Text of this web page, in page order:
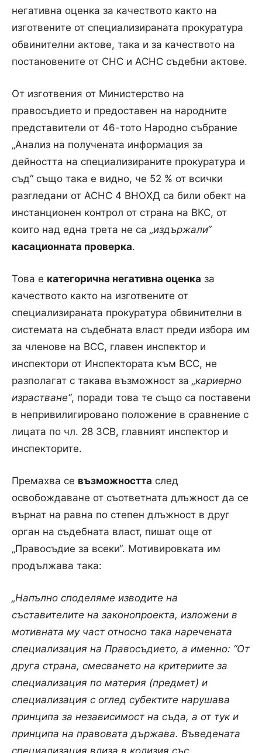
негативна оценка за качеството както на
изготвените от специализираната прокуратура
обвинителни актове, така и за качеството на
постановените от СНС и АСНС съдeбни актове.
От изготвения от Министерство на
правосъдието и предоставен на народните
представители от 46-тото Народно събрание
„Анализ на получената информация за
дейността на специализираните прокуратура и
съд“ също така е видно, че 52 % от всички
разгледани от АСНС 4 ВНОХД са били обект на
инстанционен контрол от страна на ВКС, от
които над една трета не са „издържали“
касационната проверка.
Това е категорична негативна оценка за
качеството както на изготвените от
специализираната прокуратура обвинителни в
системата на съдебната власт преди избора им
за членове на ВСС, главен инспектор и
инспектори от Инспектората към ВСС, не
разполагат с такава възможност за „кариерно
израстване“, поради това те също са поставени
в непривилигировано положение в сравнение с
лицата по чл. 28 ЗСВ, главният инспектор и
инспекторите.
Премахва се възможността след
освобождаване от съответната длъжност да се
върнат на равна по степен длъжност в друг
орган на съдебната власт, пишат още от
„Правосъдие за всеки“. Мотивировката им
продължава така:
„Напълно споделяме изводите на
съставителите на законопроекта, изложени в
мотивната му част относно така наречената
специализация на Правосъдието, а именно: “От
друга страна, смесването на критериите за
специализация по материя (предмет) и
специализация с оглед субектите нарушава
принципа за независимост на съда, а от тук и
принципа на правовата държава. Въведената
специализация влиза в колизия със